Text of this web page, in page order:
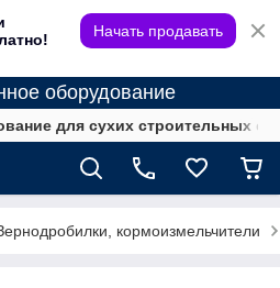
Начать продавать
оборудование
для сухих строительных
кормоизмельчители